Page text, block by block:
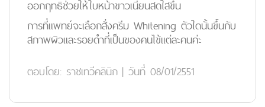
ออกฤทธิ์ช่วยให้ใบหน้าขาวเนียนสดใสขึ้น
การที่แพทย์จะเลือกสั่งครีม Whitening ตัวใดนั้นขึ้นกับ
สภาพผิวและรอยดำที่เป็นของคนไข้แต่ละคนค่ะ
ตอบโดย: ราชเทวีคลินิก | วันที่ 08/01/2551